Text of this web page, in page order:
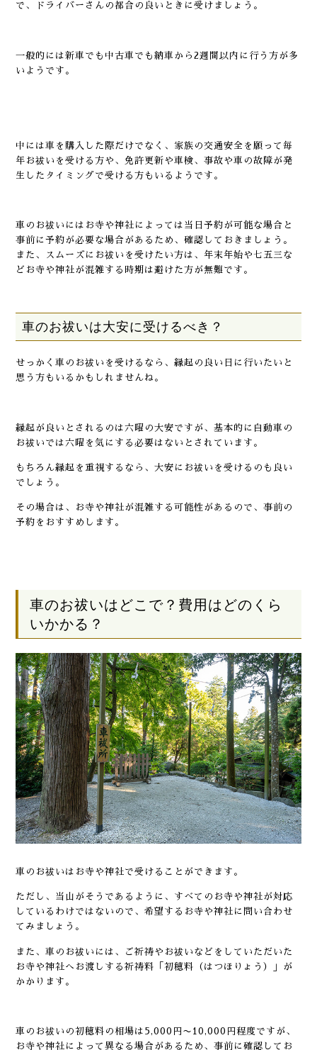
で、ドライバーさんの都合の良いときに受けましょう。
一般的には新車でも中古車でも納車から2週間以内に行う方が多
いようです。
中には車を購入した際だけでなく、家族の交通安全を願って毎
年お祓いを受ける方や、免許更新や車検、事故や車の故障が発
生したタイミングで受ける方もいるようです。
車のお祓いにはお寺や神社によっては当日予約が可能な場合と
事前に予約が必要な場合があるため、確認しておきましょう。
また、スムーズにお祓いを受けたい方は、年末年始や七五三な
どお寺や神社が混雑する時期は避けた方が無難です。
車のお祓いは大安に受けるべき？
せっかく車のお祓いを受けるなら、縁起の良い日に行いたいと
思う方もいるかもしれませんね。
縁起が良いとされるのは六曜の大安ですが、基本的に自動車の
お祓いでは六曜を気にする必要はないとされています。
もちろん縁起を重視するなら、大安にお祓いを受けるのも良い
でしょう。
その場合は、お寺や神社が混雑する可能性があるので、事前の
予約をおすすめします。
車のお祓いはどこで？費用はどのくら
いかかる？
車のお祓いはお寺や神社で受けることができます。
ただし、当山がそうであるように、すべてのお寺や神社が対応
しているわけではないので、希望するお寺や神社に問い合わせ
てみましょう。
また、車のお祓いには、ご祈祷やお祓いなどをしていただいた
お寺や神社へお渡しする祈祷料「初穂料（はつほりょう）」が
かかります。
車のお祓いの初穂料の相場は5,000円〜10,000円程度ですが、
お寺や神社によって異なる場合があるため、事前に確認してお